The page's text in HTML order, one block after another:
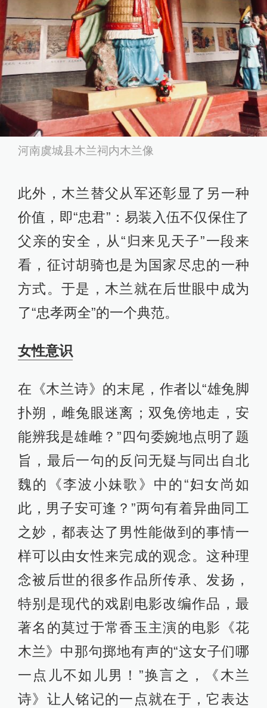
河南虞城县木兰祠内木兰像
此外，木兰替父从军还彰显了另一种
价值，即“忠君”：易装入伍不仅保住了
父亲的安全，从“归来见天子”一段来
看，征讨胡骑也是为国家尽忠的一种
方式。于是，木兰就在后世眼中成为
了“忠孝两全”的一个典范。
女性意识
在《木兰诗》的末尾，作者以“雄兔脚
扑朔，雌兔眼迷离；双兔傍地走，安
能辨我是雄雌？”四句委婉地点明了题
旨，最后一句的反问无疑与同出自北
魏的《李波小妹歌》中的“妇女尚如
此，男子安可逢？”两句有着异曲同工
之妙，都表达了男性能做到的事情一
样可以由女性来完成的观念。这种理
念被后世的很多作品所传承、发扬，
特别是现代的戏剧电影改编作品，最
著名的莫过于常香玉主演的电影《花
木兰》中那句掷地有声的“这女子们哪
一点儿不如儿男！”换言之，《木兰
诗》让人铭记的一点就在于，它表达